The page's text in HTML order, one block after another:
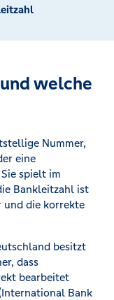
welche
Nummer,
eine
spielt im
Bankleitzahl ist
und die korrekte
besitzt
dass
bearbeitet
Bank